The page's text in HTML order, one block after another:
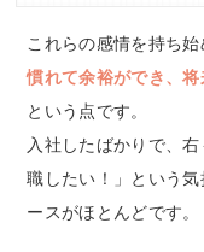
これらの感情を持ち
慣れて余裕ができ、
という点です。
入社したばかりで、
職したい！」という
ースがほとんどです。